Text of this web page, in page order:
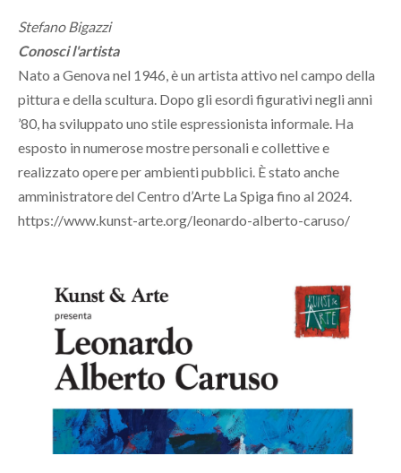
Stefano Bigazzi
Conosci l'artista
Nato a Genova nel 1946, è un artista attivo nel campo della
pittura e della scultura. Dopo gli esordi figurativi negli anni
’80, ha sviluppato uno stile espressionista informale. Ha
esposto in numerose mostre personali e collettive e
realizzato opere per ambienti pubblici. È stato anche
amministratore del Centro d’Arte La Spiga fino al 2024.
https://www.kunst-arte.org/leonardo-alberto-caruso/